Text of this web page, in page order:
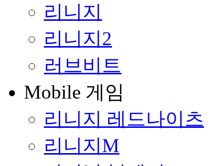
리니지
리니지2
러브비트
Mobile 게임
리니지 레드나이츠
리니지M